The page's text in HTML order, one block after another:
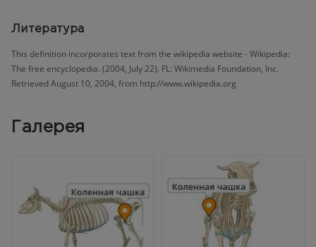
Литература
This definition incorporates text from the wikipedia website - Wikipedia:
The free encyclopedia. (2004, July 22). FL: Wikimedia Foundation, Inc.
Retrieved August 10, 2004, from http://www.wikipedia.org
Галерея